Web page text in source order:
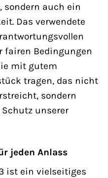
sondern auch ein
Das verwendete
fairen Bedingungen
mit gutem
tragen, das nicht
sondern
unserer
jeden Anlass
ist ein vielseitiges